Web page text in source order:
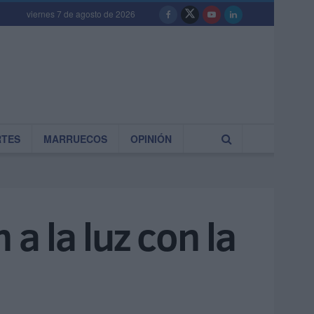
viernes 7 de agosto de 2026
MARRUECOS OPINIÓN
la luz con la